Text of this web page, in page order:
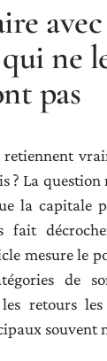
ne
pas
retiennent
? La question
la capitale
fait
mesure le
de
les retours
souvent